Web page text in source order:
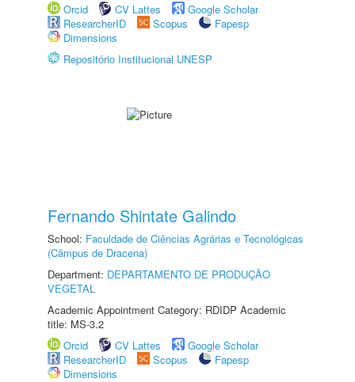
Orcid CV Lattes
Google Scholar
ResearcherID
Scopus
Fapesp
Dimensions
Repositório Institucional UNESP
Fernando Shintate Galindo
School: Faculdade de Ciências Agrárias e Tecnológicas
(Câmpus de Dracena)
Department: DEPARTAMENTO DE PRODUÇÃO
VEGETAL
Academic Appointment Category: RDIDP Academic
title: MS-3.2
Orcid
CV Lattes
Google Scholar
ResearcherID
Scopus
Fapesp
Dimensions